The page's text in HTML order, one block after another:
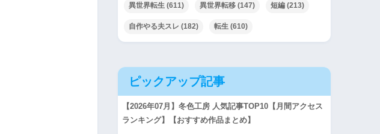
異世界転生 (611) 異世界転移 (147) 短編 (213)
自作やる夫スレ (182) 転生 (610)
ピックアップ記事
【2026年07月】冬色工房 人気記事TOP10【月間アクセス
ランキング】【おすすめ作品まとめ】